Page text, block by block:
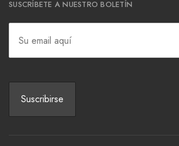
SUSCRÍBETE A NUESTRO BOLETÍN